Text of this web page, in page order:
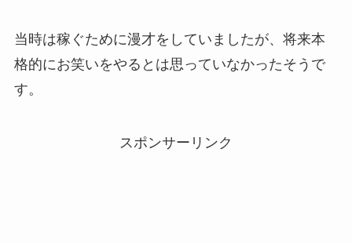
当時は稼ぐために漫才をしていましたが、将来本
格的にお笑いをやるとは思っていなかったそうで
す。
スポンサーリンク